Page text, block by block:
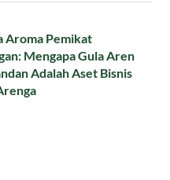
Aroma Pemikat
Mengapa Gula Aren
Adalah Aset Bisnis